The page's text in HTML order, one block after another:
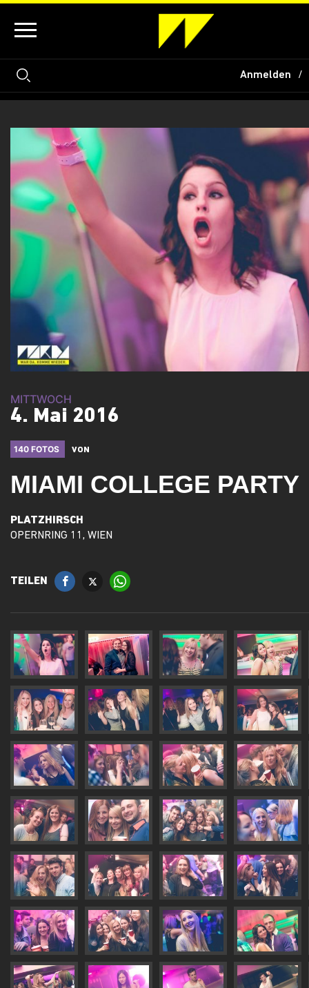
Anmelden
MITTWOCH
4. Mai 2016
140 FOTOS VON
MIAMI COLLEGE PARTY
PLATZHIRSCH
OPERNRING 11, WIEN
TEILEN